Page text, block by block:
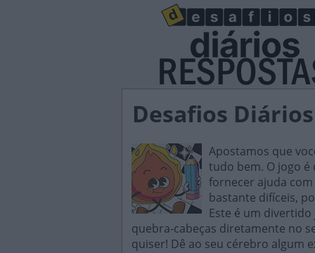
Desafios
Apostamos que
tudo bem. O jogo é
fornecer ajuda com
bastante difíceis,
Este é um
quebra-cabeças diretamente no
quiser! Dê ao seu cérebro algum